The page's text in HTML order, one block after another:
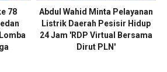
78
Abdul Wahid Minta Pelayanan
Listrik Daerah Pesisir Hidup
24 Jam 'RDP Virtual Bersama
Dirut PLN'